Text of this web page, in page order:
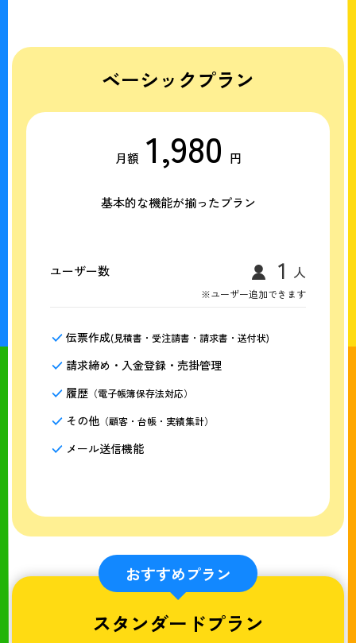
ベーシックプラン
月額 1,980 円
基本的な機能が揃ったプラン
ユーザー数
※ユーザー追加できます
伝票作成(見積書・受注請書・請求書・送付状)
請求締め・入金登録・売掛管理
履歴 （電子帳簿保存法対応）
その他 （顧客・台帳・実績集計）
メール送信機能
おすすめプラン
スタンダードプラン